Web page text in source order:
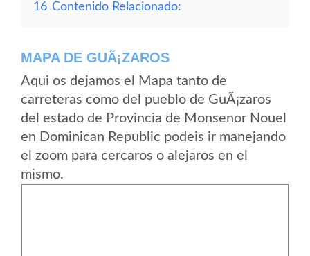
16 Contenido Relacionado:
MAPA DE GUÃ¡ZAROS
Aqui os dejamos el Mapa tanto de
carreteras como del pueblo de GuÃ¡zaros
del estado de Provincia de Monsenor Nouel
en Dominican Republic podeis ir manejando
el zoom para cercaros o alejaros en el
mismo.